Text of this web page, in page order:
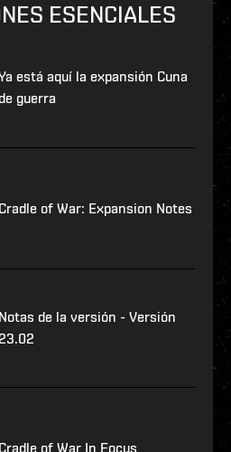
ESENCIALES
está aquí la expansión Cuna
de guerra
Cradle of War: Expansion Notes
Notas de la versión - Versión
23.02
Cradle of War In Focus